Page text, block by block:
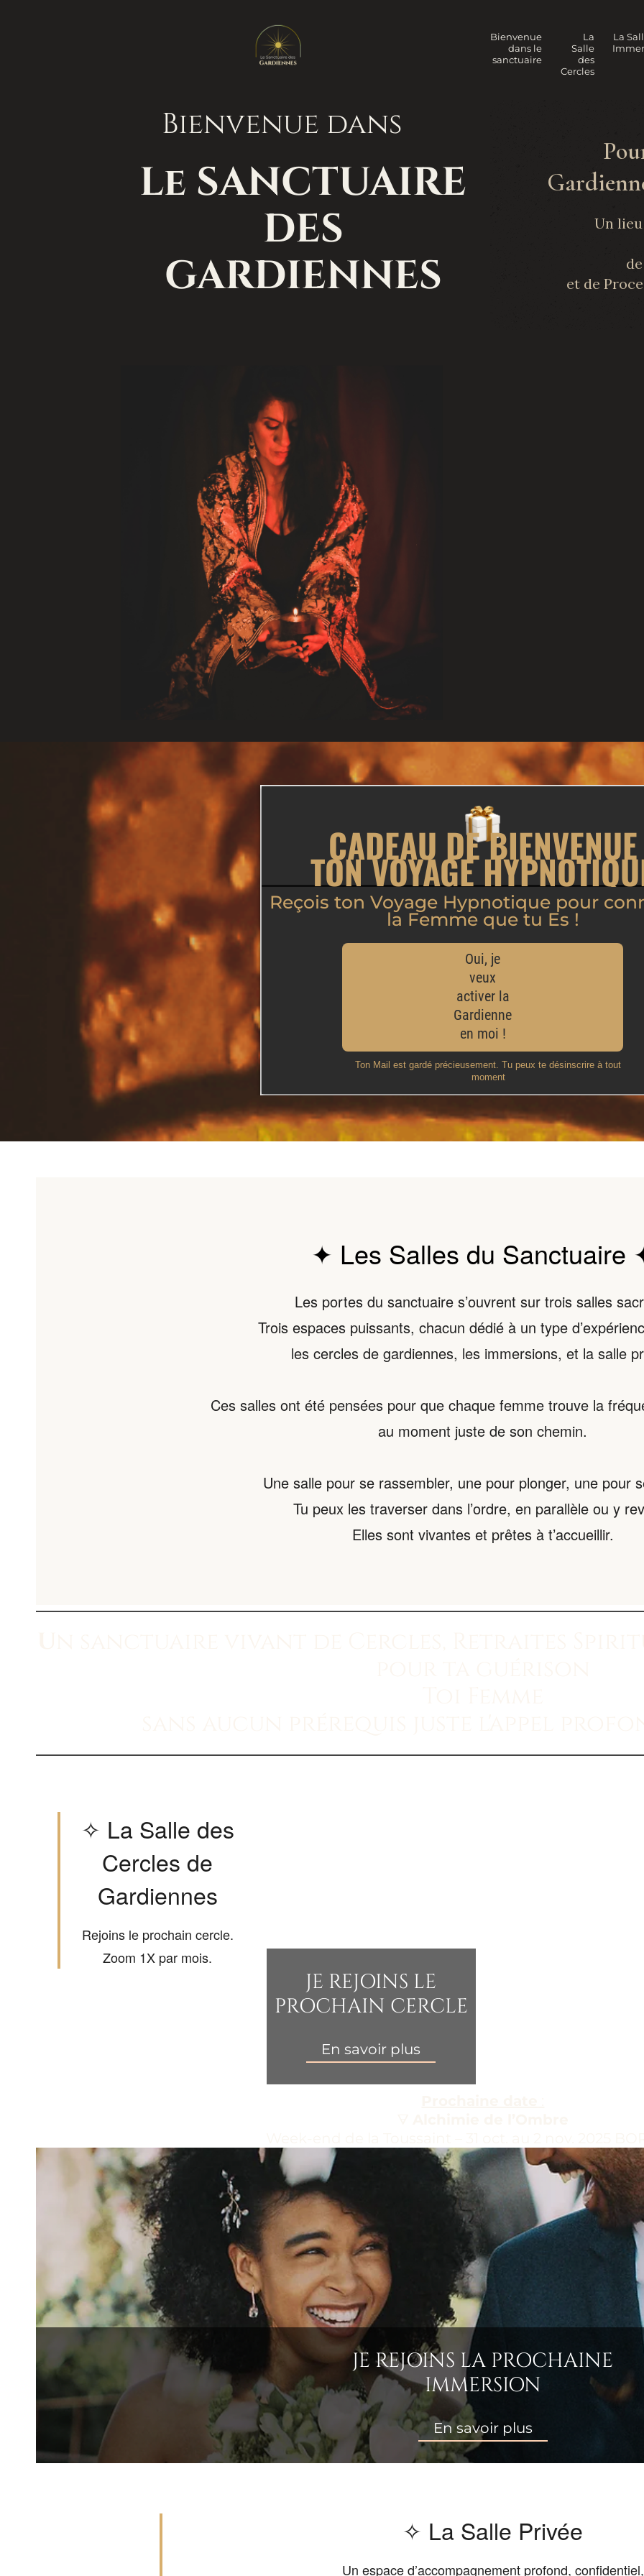
Bienvenue
dans le
sanctuaire
La
Salle
des
Cercles
La
Bienvenue dans
Le SANCTUAIRE
DES
GARDIENNES
Un
et de
✦ Les Salles du Sanctuaire
Les portes du sanctuaire s’ouvrent sur trois salles
Trois espaces puissants, chacun dédié à un type
les cercles de gardiennes, les immersions, et la salle
Ces salles ont été pensées pour que chaque femme trouve la
au moment juste de son chemin.
Une salle pour se rassembler, une pour plonger, une pour
Tu peux les traverser dans l’ordre, en parallèle ou y
Elles sont vivantes et prêtes à t’accueillir.
✧ La Salle des
Cercles de
Gardiennes
Rejoins le prochain cercle.
Zoom 1X par mois.
JE REJOINS LE
PROCHAIN CERCLE
En savoir plus
JE REJOINS LA PROCHAINE
IMMERSION
En savoir plus
✧ La Salle Privée
Un espace d’accompagnement profond, confidentiel,